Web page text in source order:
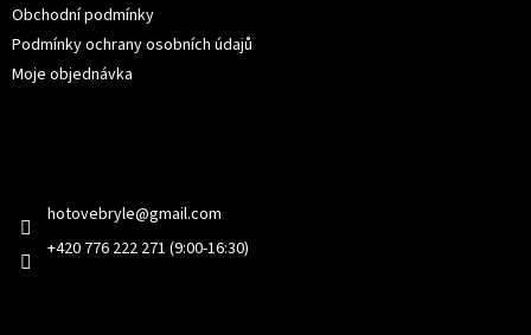
Obchodní podmínky
Podmínky ochrany osobních údajů
Moje objednávka
hotovebryle@gmail.com
+420 776 222 271 (9:00-16:30)